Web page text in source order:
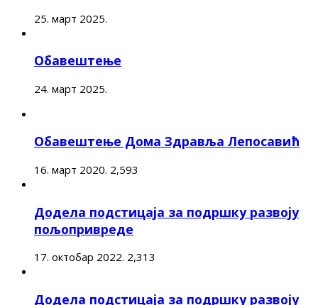
25. март 2025.
Обавештење
24. март 2025.
Обавештење Дома Здравља Лепосавић
16. март 2020. 2,593
Додела подстицаја за подршку развоју
пољопривреде
17. октобар 2022. 2,313
Додела подстицаја за подршку развоју